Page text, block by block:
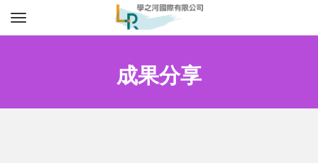
成果分享
Toggle
navigation